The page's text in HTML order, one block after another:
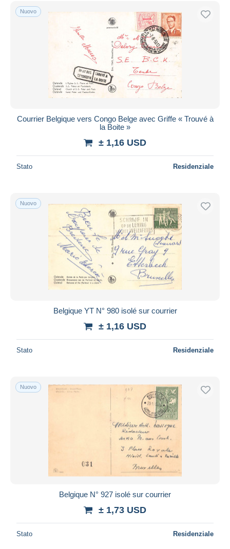
Spedizione gratuita
Metodi di pagamento
PayPal
Bonifico bancario
Mastercard
Bancontact
Residenza del venditore
Aggiorna
Nuovo
Courrier Belgique vers Congo Belge avec Griffe « Trouvé à
la Boite »
± 1,16 USD
Stato Residenziale
Nuovo
Belgique YT N° 980 isolé sur courrier
± 1,16 USD
Stato Residenziale
Nuovo
Belgique N° 927 isolé sur courrier
± 1,73 USD
Stato Residenziale